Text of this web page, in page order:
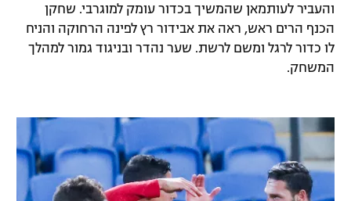
והעביר לעותמאן שהמשיך בכדור עומק למוגרבי. שחקן
הכנף הרים ראש, ראה את אבידור רץ לפינה הרחוקה והניח
לו כדור לרגל ומשם לרשת. שער נהדר ובניגוד גמור למהלך
המשחק.